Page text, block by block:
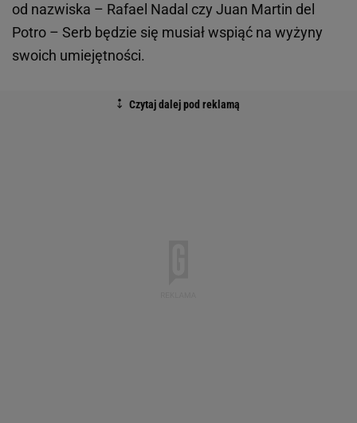
od nazwiska – Rafael Nadal czy Juan Martin del
Potro – Serb będzie się musiał wspiąć na wyżyny
swoich umiejętności.